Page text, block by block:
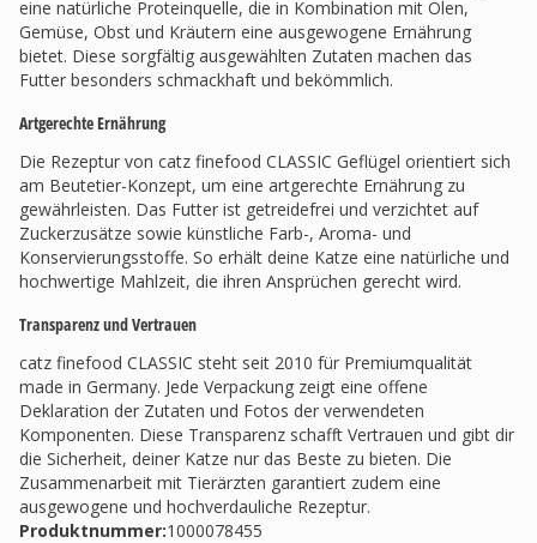
eine natürliche Proteinquelle, die in Kombination mit Ölen,
Gemüse, Obst und Kräutern eine ausgewogene Ernährung
bietet. Diese sorgfältig ausgewählten Zutaten machen das
Futter besonders schmackhaft und bekömmlich.
Artgerechte Ernährung
Die Rezeptur von catz finefood CLASSIC Geflügel orientiert sich
am Beutetier-Konzept, um eine artgerechte Ernährung zu
gewährleisten. Das Futter ist getreidefrei und verzichtet auf
Zuckerzusätze sowie künstliche Farb-, Aroma- und
Konservierungsstoffe. So erhält deine Katze eine natürliche und
hochwertige Mahlzeit, die ihren Ansprüchen gerecht wird.
Transparenz und Vertrauen
catz finefood CLASSIC steht seit 2010 für Premiumqualität
made in Germany. Jede Verpackung zeigt eine offene
Deklaration der Zutaten und Fotos der verwendeten
Komponenten. Diese Transparenz schafft Vertrauen und gibt dir
die Sicherheit, deiner Katze nur das Beste zu bieten. Die
Zusammenarbeit mit Tierärzten garantiert zudem eine
ausgewogene und hochverdauliche Rezeptur.
Produktnummer:1000078455